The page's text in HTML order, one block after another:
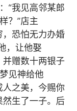
“我见高邻某郎
？”店主
，恐怕无力办婚
，让他娶
并赠数十两银子
见神给他
人之美，今赐你
然生了一子。后